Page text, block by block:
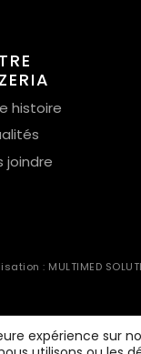
histoire
joindre
: MULTIMED
expérience sur